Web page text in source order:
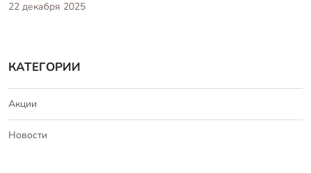
22 декабря 2025
КАТЕГОРИИ
Акции
Новости